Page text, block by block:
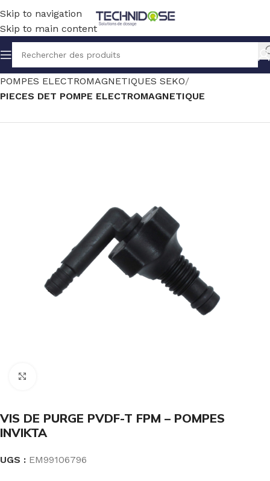
Skip to navigation
Skip to main content
Accueil TRAITEMENT EAU DOSAGE
POMPES ELECTROMAGNETIQUES SEKO
PIECES DET POMPE ELECTROMAGNETIQUE
VIS DE PURGE PVDF-T FPM – POMPES
INVIKTA
UGS : EM99106796